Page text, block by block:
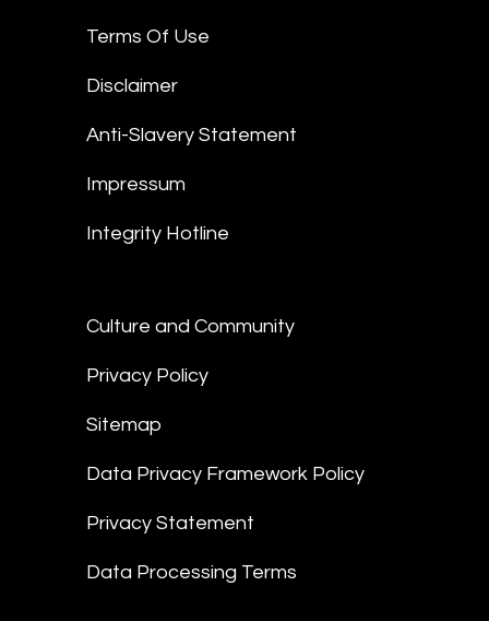
Terms Of Use
Disclaimer
Anti-Slavery Statement
Impressum
Integrity Hotline
Culture and Community
Privacy Policy
Sitemap
Data Privacy Framework Policy
Privacy Statement
Data Processing Terms